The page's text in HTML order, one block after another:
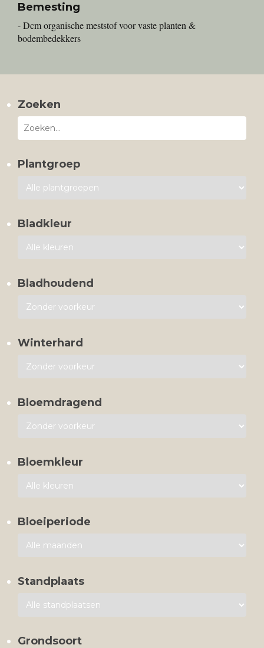
Bemesting
- Dcm organische meststof voor vaste planten &
bodembedekkers
Zoeken
Plantgroep
Bladkleur
Bladhoudend
Winterhard
Bloemdragend
Bloemkleur
Bloeiperiode
Standplaats
Grondsoort